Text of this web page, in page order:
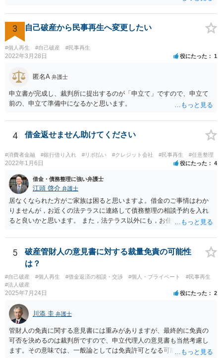
なるので，方針が決まるまでは支払わない方がいいでしょう。 費用は
法テラスを利用できるなら分割払いができるはずですが，収入や資力
が一定以上だと利用できません。 また，破産にあたって破産管財人と
いうのが付く管財事件になる可能性もありますので，その場合は予納
金という管財人に係る費用（20万円が目安）を別途裁判所に払い込む
分で用立てる必要があります。
3 自己破産から民事再生へ変更したい
#個人再生 #自己破産 #民事再生
2022年3月28日 役にたった 1
匿名A 弁護士
申立書が完成し、裁判所に提出するのが「申立て」ですので、申立て
前の、申立て準備中になるかと思います。
4 借金返せません助けてください
#消費者金融 #銀行借り入れ #リボ払い #クレジット会社 #民事再生 #任意整理
2022年1月6日 役にたった 4
借金・債務整理に強い弁護士
江頭 啓介 弁護士
居なくなられた方がご家族は困ると思いますよ。借金のご事情はわか
りませんが，お近くの法テラスに連絡して債務整理の相談予約を入れ
ると良いかと思います。 また，法テラス以外にも，お住いの都道府県
してみてください。
5
破産管財人の意見書に対する裁量免責の可能性
は？
#自己破産 #個人再生 #借金返済の相談・交渉 #個人・プライベート
#民事再生
#法人破産
2025年7月24日 役にたった 2
川添 圭 弁護士
管財人の免責に関する意見書には重みがありますが、最終的に免責の
可否を決めるのは裁判所ですので、申立代理人の意見書も当然考慮し
ます。その意味では、一般論としては免責許可となる可能性が全くな